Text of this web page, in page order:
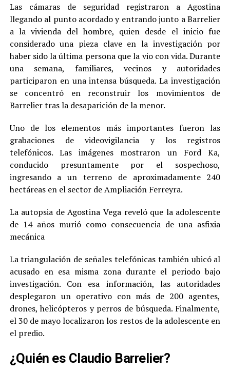
Las cámaras de seguridad registraron a Agostina
llegando al punto acordado y entrando junto a Barrelier
a la vivienda del hombre, quien desde el inicio fue
considerado una pieza clave en la investigación por
haber sido la última persona que la vio con vida. Durante
una semana, familiares, vecinos y autoridades
participaron en una intensa búsqueda. La investigación
se concentró en reconstruir los movimientos de
Barrelier tras la desaparición de la menor.
Uno de los elementos más importantes fueron las
grabaciones de videovigilancia y los registros
telefónicos. Las imágenes mostraron un Ford Ka,
conducido presuntamente por el sospechoso,
ingresando a un terreno de aproximadamente 240
hectáreas en el sector de Ampliación Ferreyra.
La autopsia de Agostina Vega reveló que la adolescente
de 14 años murió como consecuencia de una asfixia
mecánica
La triangulación de señales telefónicas también ubicó al
acusado en esa misma zona durante el periodo bajo
investigación. Con esa información, las autoridades
desplegaron un operativo con más de 200 agentes,
drones, helicópteros y perros de búsqueda. Finalmente,
el 30 de mayo localizaron los restos de la adolescente en
el predio.
¿Quién es Claudio Barrelier?